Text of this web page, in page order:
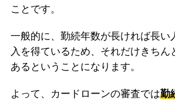
ことです。
一般的に、勤続年数が長ければ長い
入を得ているため、それだけきちん
あるということになります。
よって、カードローンの審査では勤